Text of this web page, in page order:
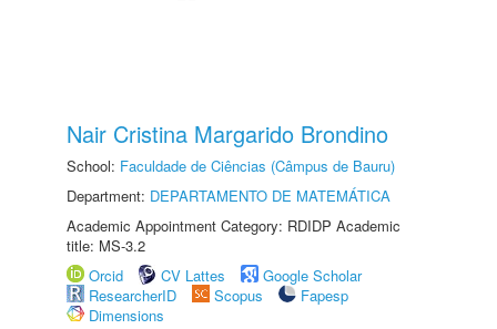
Nair Cristina Margarido Brondino
School: Faculdade de Ciências (Câmpus de Bauru)
Department: DEPARTAMENTO DE MATEMÁTICA
Academic Appointment Category: RDIDP Academic
title: MS-3.2
Orcid
CV Lattes
Google Scholar
ResearcherID
Scopus
Fapesp
Dimensions